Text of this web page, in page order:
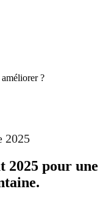
?
2025
2025 pour une